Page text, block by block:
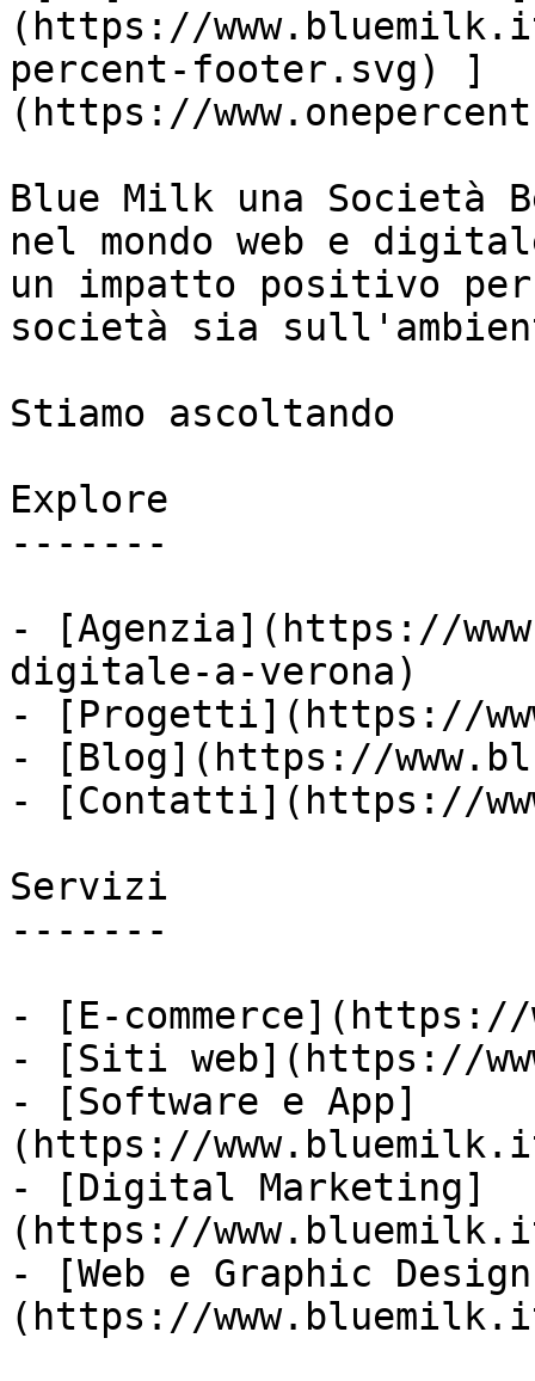
(https://
percent-footer.svg) ]
(https://
Blue Milk una
nel mondo web e
un impatto positivo
società sia
Stiamo ascoltando
Explore
-------
- [Agenzia](https://
digitale-a-verona)
- [Progetti](https://
- [Blog](https://
- [Contatti](https://
Servizi
-------
- [E-commerce](https://
- [Siti web](https://
- [Software e App]
(https://
- [Digital Marketing]
(https://
- [Web e Graphic
(https://